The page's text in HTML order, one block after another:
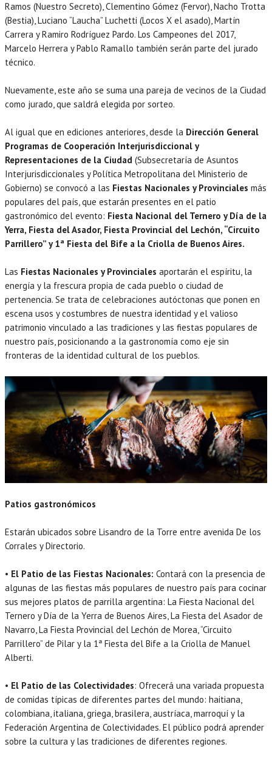
Ramos (Nuestro Secreto), Clementino Gómez (Fervor), Nacho Trotta
(Bestia), Luciano “Laucha” Luchetti (Locos X el asado), Martín
Carrera y Ramiro Rodríguez Pardo. Los Campeones del 2017,
Marcelo Herrera y Pablo Ramallo también serán parte del jurado
técnico.
Nuevamente, este año se suma una pareja de vecinos de la Ciudad
como jurado, que saldrá elegida por sorteo.
Al igual que en ediciones anteriores, desde la Dirección General
Programas de Cooperación Interjurisdiccional y
Representaciones de la Ciudad (Subsecretaría de Asuntos
Interjurisdiccionales y Política Metropolitana del Ministerio de
Gobierno) se convocó a las Fiestas Nacionales y Provinciales más
populares del país, que estarán presentes en el patio
gastronómico del evento: Fiesta Nacional del Ternero y Día de la
Yerra, Fiesta del Asador, Fiesta Provincial del Lechón, “Circuito
Parrillero” y 1ª Fiesta del Bife a la Criolla de Buenos Aires.
Las Fiestas Nacionales y Provinciales aportarán el espíritu, la
energía y la frescura propia de cada pueblo o ciudad de
pertenencia. Se trata de celebraciones autóctonas que ponen en
escena usos y costumbres de nuestra identidad y el valioso
patrimonio vinculado a las tradiciones y las fiestas populares de
nuestro país, posicionando a la gastronomía como eje sin
fronteras de la identidad cultural de los pueblos.
Patios gastronómicos
Estarán ubicados sobre Lisandro de la Torre entre avenida De los
Corrales y Directorio.
• El Patio de las Fiestas Nacionales: Contará con la presencia de
algunas de las fiestas más populares de nuestro país para cocinar
sus mejores platos de parrilla argentina: La Fiesta Nacional del
Ternero y Día de la Yerra de Buenos Aires, La Fiesta del Asador de
Navarro, La Fiesta Provincial del Lechón de Morea, “Circuito
Parrillero” de Pilar y la 1ª Fiesta del Bife a la Criolla de Manuel
Alberti.
• El Patio de las Colectividades: Ofrecerá una variada propuesta
de comidas típicas de diferentes partes del mundo: haitiana,
colombiana, italiana, griega, brasilera, austríaca, marroquí y la
Federación Argentina de Colectividades. El público podrá aprender
sobre la cultura y las tradiciones de diferentes regiones.